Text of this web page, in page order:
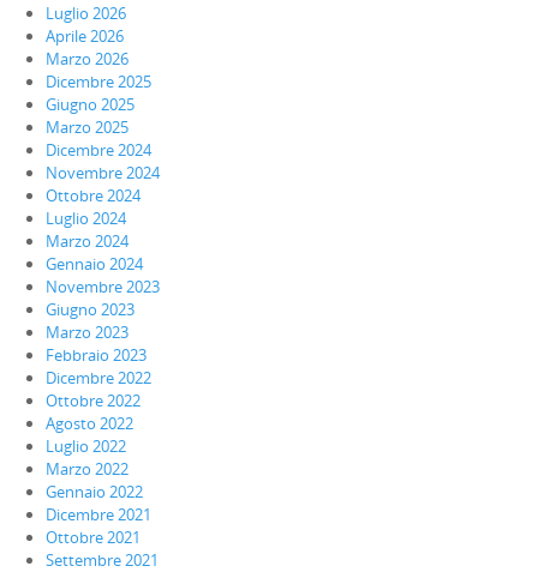
Luglio 2026
Aprile 2026
Marzo 2026
Dicembre 2025
Giugno 2025
Marzo 2025
Dicembre 2024
Novembre 2024
Ottobre 2024
Luglio 2024
Marzo 2024
Gennaio 2024
Novembre 2023
Giugno 2023
Marzo 2023
Febbraio 2023
Dicembre 2022
Ottobre 2022
Agosto 2022
Luglio 2022
Marzo 2022
Gennaio 2022
Dicembre 2021
Ottobre 2021
Settembre 2021